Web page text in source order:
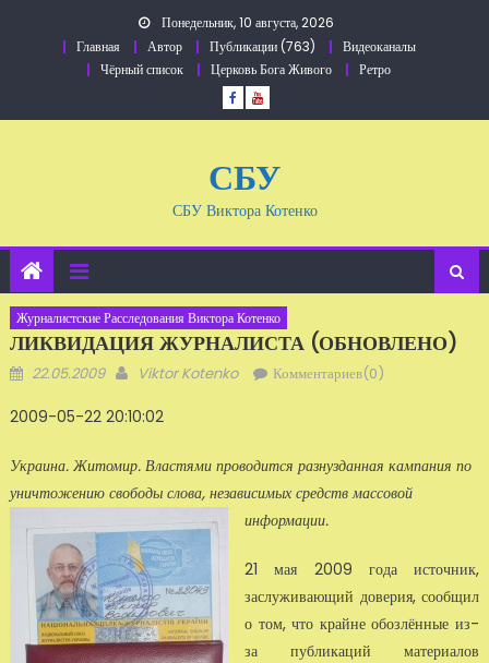
Понедельник, 10 августа, 2026
Главная
Автор Публикации (763)
Видеоканалы
Чёрный список
Церковь Бога Живого Ретро
СБУ
СБУ Виктора Котенко
Журналистские Расследования Виктора Котенко
ЛИКВИДАЦИЯ ЖУРНАЛИСТА (ОБНОВЛЕНО)
Добавлено
22.05.2009 Автор
Viktor Kotenko Комментариев(0)
2009-05-22 20:10:02
Украина. Житомир. Властями проводится разнузданная кампания по
уничтожению свободы слова, независимых средств массовой
информации.
21 мая 2009 года источник,
заслуживающий доверия, сообщил
о том, что крайне обоз­лённые из-
за публикаций материалов